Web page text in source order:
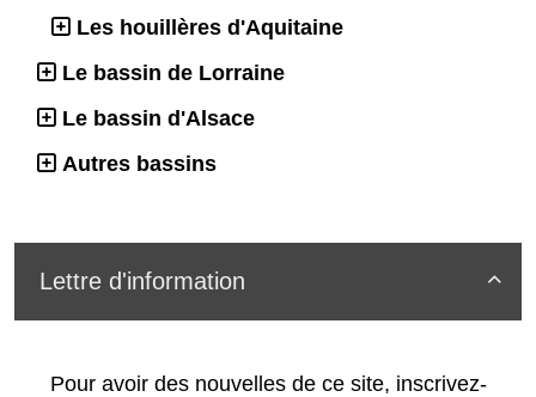
Les houillères d'Aquitaine
Le bassin de Lorraine
Le bassin d'Alsace
Autres bassins

Lettre d'information
Pour avoir des nouvelles de ce site, inscrivez-